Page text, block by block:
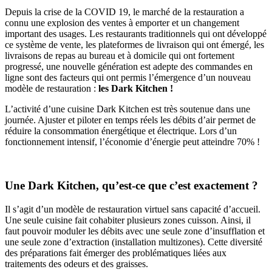
Depuis la crise de la COVID 19, le marché de la restauration a
connu une explosion des ventes à emporter et un changement
important des usages. Les restaurants traditionnels qui ont développé
ce système de vente, les plateformes de livraison qui ont émergé, les
livraisons de repas au bureau et à domicile qui ont fortement
progressé, une nouvelle génération est adepte des commandes en
ligne sont des facteurs qui ont permis l’émergence d’un nouveau
modèle de restauration : les Dark Kitchen !
L’activité d’une cuisine Dark Kitchen est très soutenue dans une
journée. Ajuster et piloter en temps réels les débits d’air permet de
réduire la consommation énergétique et électrique. Lors d’un
fonctionnement intensif, l’économie d’énergie peut atteindre 70% !
Une Dark Kitchen, qu’est-ce que c’est exactement ?
Il s’agit d’un modèle de restauration virtuel sans capacité d’accueil.
Une seule cuisine fait cohabiter plusieurs zones cuisson. Ainsi, il
faut pouvoir moduler les débits avec une seule zone d’insufflation et
une seule zone d’extraction (installation multizones). Cette diversité
des préparations fait émerger des problématiques liées aux
traitements des odeurs et des graisses.